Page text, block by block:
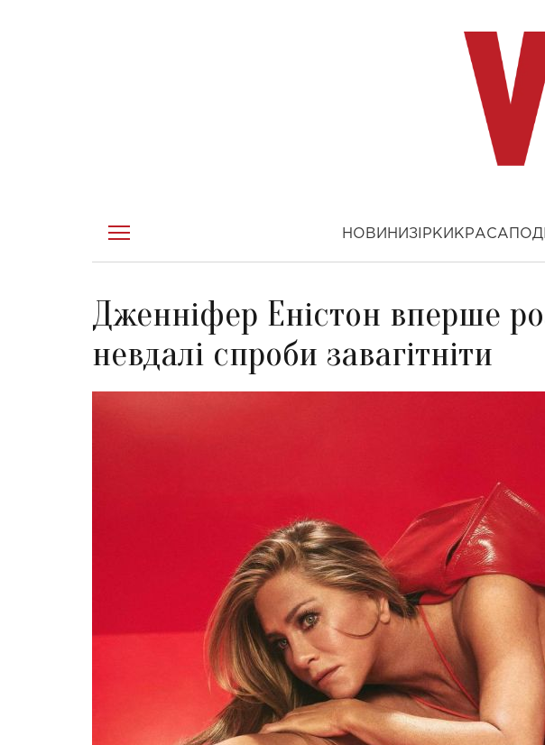
НОВИНИ ЗІРКИ КРАСА ПОДІЇ
Дженніфер Еністон вперше
невдалі спроби завагітніти